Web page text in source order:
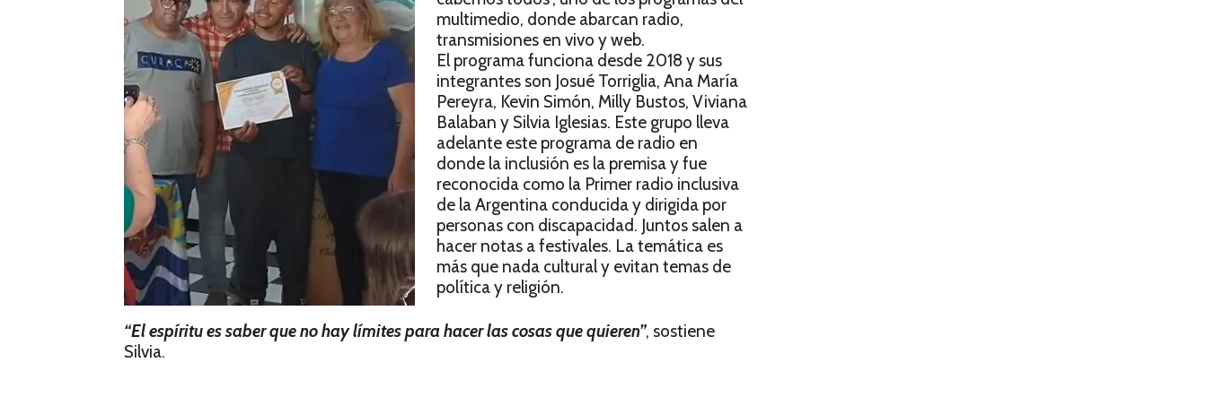
multimedio, donde abarcan radio,
transmisiones en vivo y web.
El programa funciona desde 2018 y sus
integrantes son Josué Torriglia, Ana María
Pereyra, Kevin Simón, Milly Bustos, Viviana
Balaban y Silvia Iglesias. Este grupo lleva
adelante este programa de radio en
donde la inclusión es la premisa y fue
reconocida como la Primer radio inclusiva
de la Argentina conducida y dirigida por
personas con discapacidad. Juntos salen a
hacer notas a festivales. La temática es
más que nada cultural y evitan temas de
política y religión.
“El espíritu es saber que no hay límites para hacer las cosas que quieren”, sostiene
Silvia.